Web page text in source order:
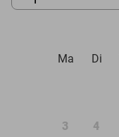
Ma
Di
3 4